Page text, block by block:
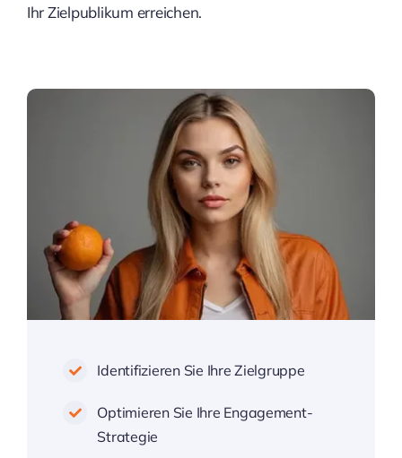
Ihr Zielpublikum erreichen.
Identifizieren Sie Ihre Zielgruppe
Optimieren Sie Ihre Engagement-
Strategie